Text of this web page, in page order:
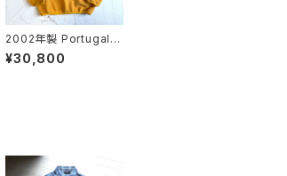
2002年製 Portugal製
"Patagonia" synchill
a snap-T pullover
¥30,800